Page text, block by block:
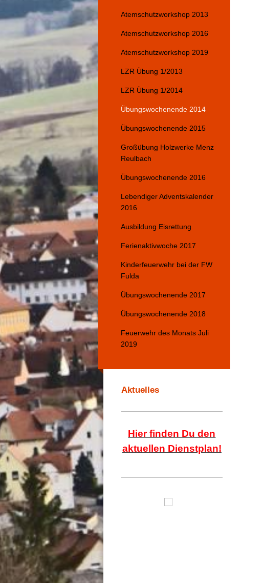
Atemschutzworkshop 2013
Atemschutzworkshop 2016
Atemschutzworkshop 2019
LZR Übung 1/2013
LZR Übung 1/2014
Übungswochenende 2014
Übungswochenende 2015
Großübung Holzwerke Menz
Reulbach
Übungswochenende 2016
Lebendiger Adventskalender
2016
Ausbildung Eisrettung
Ferienaktivwoche 2017
Kinderfeuerwehr bei der FW
Fulda
Übungswochenende 2017
Übungswochenende 2018
Feuerwehr des Monats Juli
2019
Aktuelles
Hier finden Du den
aktuellen Dienstplan!